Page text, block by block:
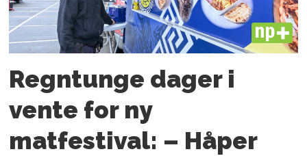
PLUS
Regntunge dager i
vente for ny
matfestival: – Håper